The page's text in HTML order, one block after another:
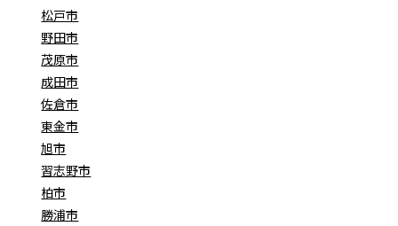
松戸市
野田市
茂原市
成田市
佐倉市
東金市
旭市
習志野市
柏市
勝浦市